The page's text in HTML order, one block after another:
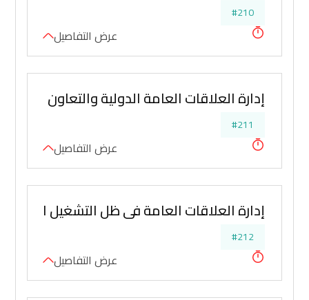
#210
عرض التفاصيل
إدارة العلاقات العامة الدولية والتعاون الدولي
#211
عرض التفاصيل
إدارة العلاقات العامة في ظل التشغيل
#212
عرض التفاصيل